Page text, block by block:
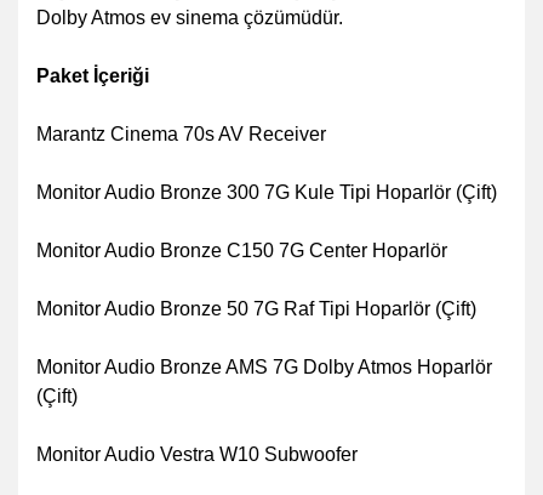
Dolby Atmos ev sinema çözümüdür.
Paket İçeriği
Marantz Cinema 70s AV Receiver
Monitor Audio Bronze 300 7G Kule Tipi Hoparlör (Çift)
⁠Monitor Audio Bronze C150 7G Center Hoparlör
Monitor Audio Bronze 50 7G Raf Tipi Hoparlör (Çift)
Monitor Audio Bronze AMS 7G Dolby Atmos Hoparlör
(Çift)
Monitor Audio Vestra W10 Subwoofer